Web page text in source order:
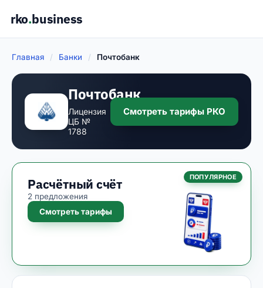
rko.business
Главная / Банки / Почтобанк
Почтобанк
Лицензия
ЦБ №
1788
Смотреть тарифы РКО
Расчётный счёт
2 предложения
Смотреть тарифы
ПОПУЛЯРНОЕ